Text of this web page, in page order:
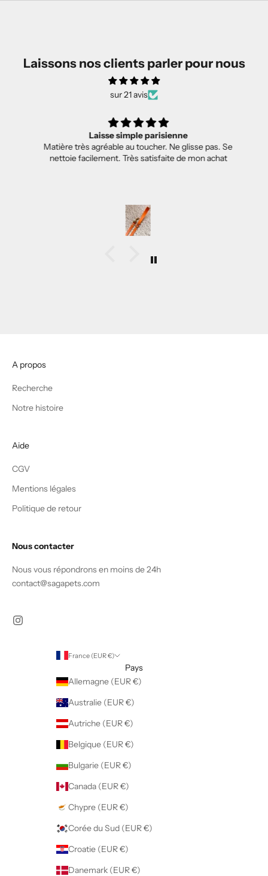
Laissons nos clients parler pour nous
sur 21 avis
Laisse simple parisienne
Matière très agréable au toucher. Ne glisse pas. Se
nettoie facilement. Très satisfaite de mon achat
A propos
Recherche
Notre histoire
Aide
CGV
Mentions légales
Politique de retour
Nous contacter
Nous vous répondrons en moins de 24h
contact@sagapets.com
France (EUR €)
Pays
Allemagne (EUR €)
Australie (EUR €)
Autriche (EUR €)
Belgique (EUR €)
Bulgarie (EUR €)
Canada (EUR €)
Chypre (EUR €)
Corée du Sud (EUR €)
Croatie (EUR €)
Danemark (EUR €)